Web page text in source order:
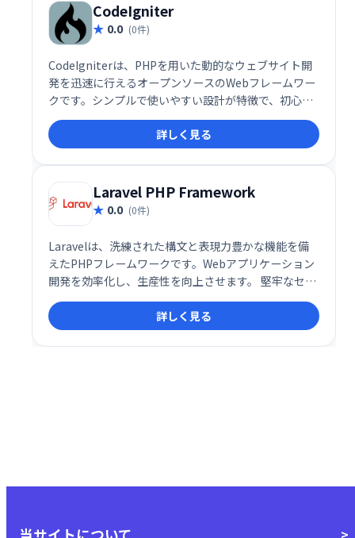
CodeIgniter
0.0 (0件)
CodeIgniterは、PHPを用いた動的なウェブサイト開
発を迅速に行えるオープンソースのWebフレームワー
クです。シンプルで使いやすい設計が特徴で、初心者
から経験豊富な開発者まで幅広く利用できます。豊富
なライブラリとヘルパーによって開発効率が向上し、
迅速なプロトタイピングやアプリケーション構築が可
能です。
詳しく見る
Laravel PHP Framework
0.0 (0件)
Laravelは、洗練された構文と表現力豊かな機能を備
えたPHPフレームワークです。Webアプリケーション
開発を効率化し、生産性を向上させます。 堅牢なセキ
ュリティと高い拡張性を持ち、大規模なプロジェクト
にも対応可能。開発者の負担を軽減し、スムーズな開
発プロセスを実現します。
詳しく見る